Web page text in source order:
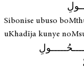
Sibonise ubuso
uKhadīja kunye